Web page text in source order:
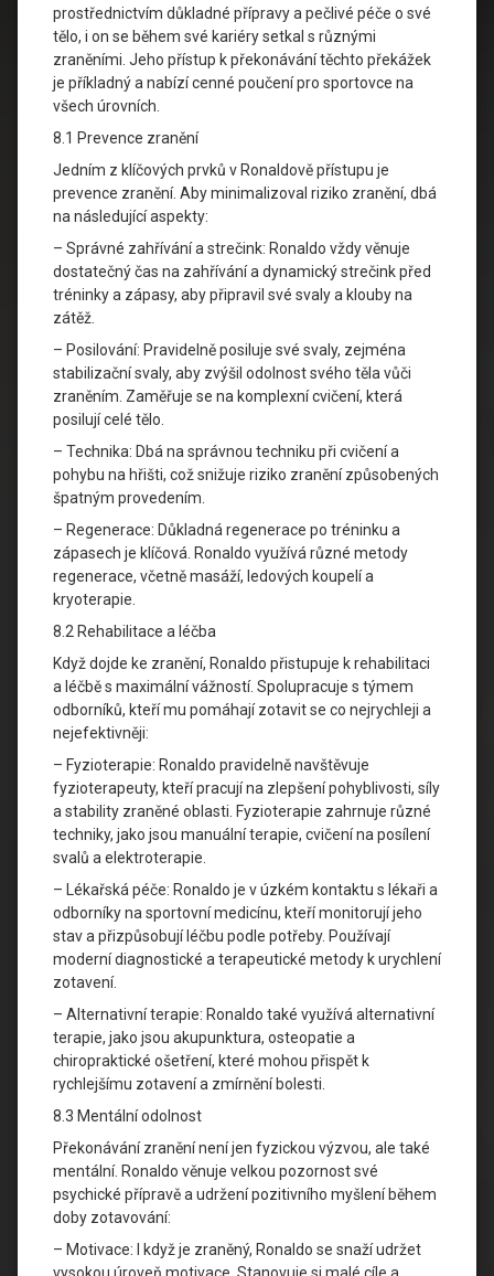
prostřednictvím důkladné přípravy a pečlivé péče o své
tělo, i on se během své kariéry setkal s různými
zraněními. Jeho přístup k překonávání těchto překážek
je příkladný a nabízí cenné poučení pro sportovce na
všech úrovních.
8.1 Prevence zranění
Jedním z klíčových prvků v Ronaldově přístupu je
prevence zranění. Aby minimalizoval riziko zranění, dbá
na následující aspekty:
– Správné zahřívání a strečink: Ronaldo vždy věnuje
dostatečný čas na zahřívání a dynamický strečink před
tréninky a zápasy, aby připravil své svaly a klouby na
zátěž.
– Posilování: Pravidelně posiluje své svaly, zejména
stabilizační svaly, aby zvýšil odolnost svého těla vůči
zraněním. Zaměřuje se na komplexní cvičení, která
posilují celé tělo.
– Technika: Dbá na správnou techniku při cvičení a
pohybu na hřišti, což snižuje riziko zranění způsobených
špatným provedením.
– Regenerace: Důkladná regenerace po tréninku a
zápasech je klíčová. Ronaldo využívá různé metody
regenerace, včetně masáží, ledových koupelí a
kryoterapie.
8.2 Rehabilitace a léčba
Když dojde ke zranění, Ronaldo přistupuje k rehabilitaci
a léčbě s maximální vážností. Spolupracuje s týmem
odborníků, kteří mu pomáhají zotavit se co nejrychleji a
nejefektivněji:
– Fyzioterapie: Ronaldo pravidelně navštěvuje
fyzioterapeuty, kteří pracují na zlepšení pohyblivosti, síly
a stability zraněné oblasti. Fyzioterapie zahrnuje různé
techniky, jako jsou manuální terapie, cvičení na posílení
svalů a elektroterapie.
– Lékařská péče: Ronaldo je v úzkém kontaktu s lékaři a
odborníky na sportovní medicínu, kteří monitorují jeho
stav a přizpůsobují léčbu podle potřeby. Používají
moderní diagnostické a terapeutické metody k urychlení
zotavení.
– Alternativní terapie: Ronaldo také využívá alternativní
terapie, jako jsou akupunktura, osteopatie a
chiropraktické ošetření, které mohou přispět k
rychlejšímu zotavení a zmírnění bolesti.
8.3 Mentální odolnost
Překonávání zranění není jen fyzickou výzvou, ale také
mentální. Ronaldo věnuje velkou pozornost své
psychické přípravě a udržení pozitivního myšlení během
doby zotavování:
– Motivace: I když je zraněný, Ronaldo se snaží udržet